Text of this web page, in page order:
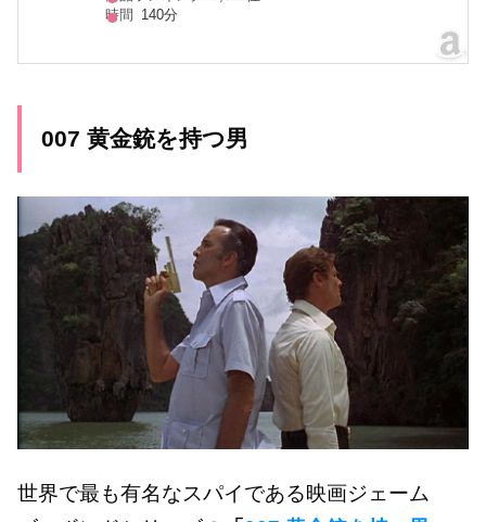
時間
140分
007 黄金銃を持つ男
世界で最も有名なスパイである映画ジェーム